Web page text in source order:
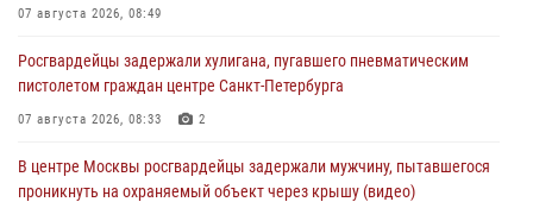
07 августа 2026, 08:49
Росгвардейцы задержали хулигана, пугавшего пневматическим
пистолетом граждан центре Санкт-Петербурга
07 августа 2026, 08:33 2
В центре Москвы росгвардейцы задержали мужчину, пытавшегося
проникнуть на охраняемый объект через крышу (видео)